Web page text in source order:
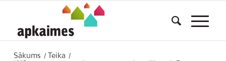
Sākums / Teika
/